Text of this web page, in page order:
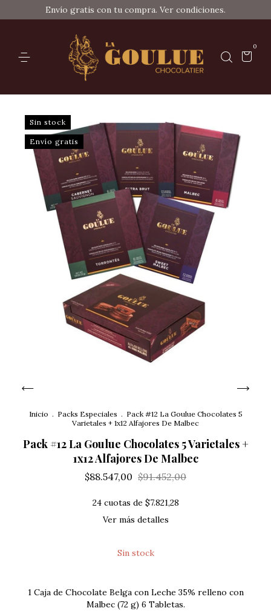
Envío gratis con tu compra. Ver condiciones.
0
Sin stock
Envío gratis
Inicio . Packs Especiales . Pack #12 La Goulue Chocolates 5
Varietales + 1x12 Alfajores De Malbec
Pack #12 La Goulue Chocolates 5 Varietales +
1x12 Alfajores De Malbec
$88.547,00 $91.452,00
24 cuotas de $7.821,28
Ver más detalles
1 Caja de Chocolate Belga con Leche 35% relleno con
Malbec (72 g) 6 Tabletas.